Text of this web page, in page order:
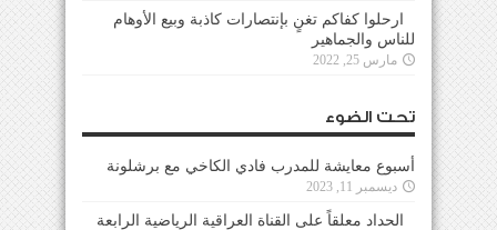
ارحلوا كفاكم تغنٍ بإنتصارات كاذبة وبيع الأوهام
للناس والجماهير
مارس 25, 2022
تحت الضوء
أسبوع معايشة للمدرب فادي الكاخي مع برشلونة
ديسمبر 11, 2023
الحداد معلقاً على القناة العراقية الرياضية الرابعة